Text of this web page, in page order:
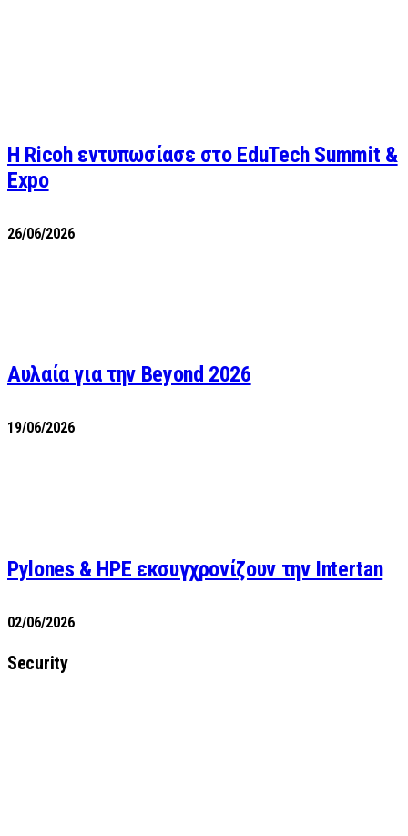
Η Ricoh εντυπωσίασε στο EduTech Summit &
Expo
26/06/2026
Αυλαία για την Beyond 2026
19/06/2026
Pylones & HPE εκσυγχρονίζουν την Intertan
02/06/2026
Security